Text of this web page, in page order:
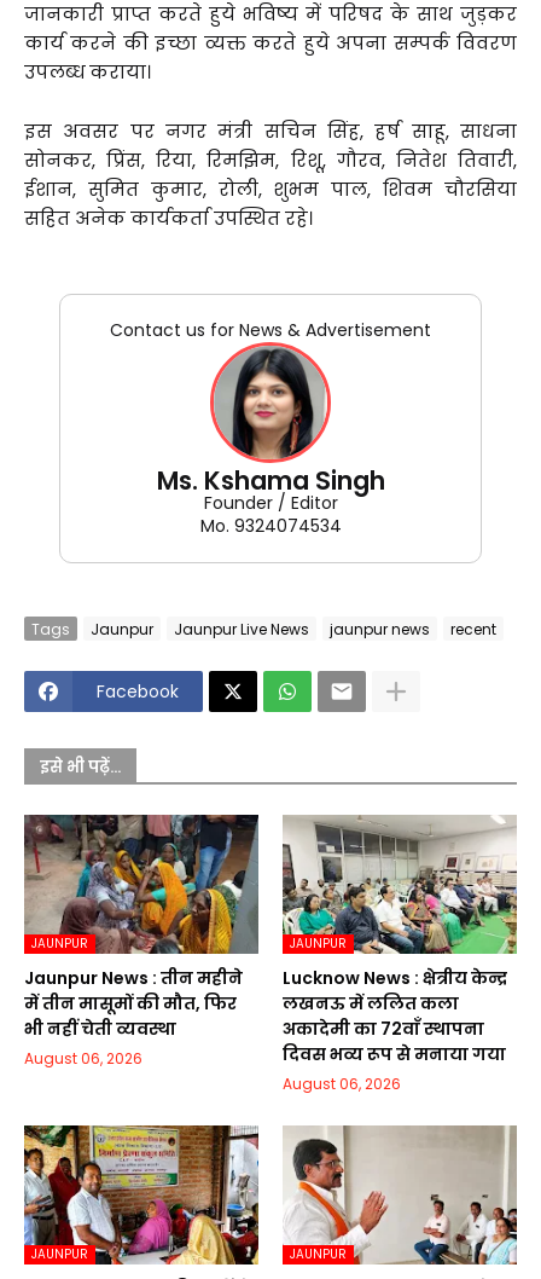
जानकारी प्राप्त करते हुये भविष्य में परिषद के साथ जुड़कर
कार्य करने की इच्छा व्यक्त करते हुये अपना सम्पर्क विवरण
उपलब्ध कराया।
इस अवसर पर नगर मंत्री सचिन सिंह, हर्ष साहू, साधना
सोनकर, प्रिंस, रिया, रिमझिम, रिशू, गौरव, नितेश तिवारी,
ईशान, सुमित कुमार, रोली, शुभम पाल, शिवम चौरसिया
सहित अनेक कार्यकर्ता उपस्थित रहे।
Contact us for News & Advertisement
Ms. Kshama Singh
Founder / Editor
Mo. 9324074534
Tags Jaunpur Jaunpur Live News jaunpur news recent
Facebook
इसे भी पढ़ें...
JAUNPUR
Jaunpur News : तीन महीने
में तीन मासूमों की मौत, फिर
भी नहीं चेती व्यवस्था
August 06, 2026
JAUNPUR
Lucknow News : क्षेत्रीय केन्द्र
लखनऊ में ललित कला
अकादेमी का 72वाॅं स्थापना
दिवस भव्य रूप से मनाया गया
August 06, 2026
JAUNPUR JAUNPUR